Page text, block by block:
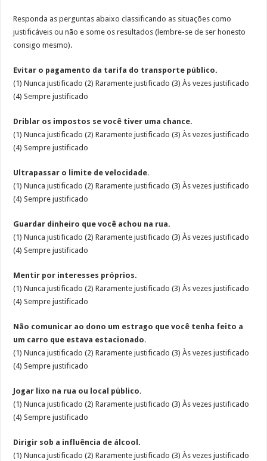
Responda as perguntas abaixo classificando as situações como
justificáveis ou não e some os resultados (lembre-se de ser honesto
consigo mesmo).
Evitar o pagamento da tarifa do transporte público.
(1) Nunca justificado (2) Raramente justificado (3) Às vezes justificado
(4) Sempre justificado
Driblar os impostos se você tiver uma chance.
(1) Nunca justificado (2) Raramente justificado (3) Às vezes justificado
(4) Sempre justificado
Ultrapassar o limite de velocidade.
(1) Nunca justificado (2) Raramente justificado (3) Às vezes justificado
(4) Sempre justificado
Guardar dinheiro que você achou na rua.
(1) Nunca justificado (2) Raramente justificado (3) Às vezes justificado
(4) Sempre justificado
Mentir por interesses próprios.
(1) Nunca justificado (2) Raramente justificado (3) Às vezes justificado
(4) Sempre justificado
Não comunicar ao dono um estrago que você tenha feito a
um carro que estava estacionado.
(1) Nunca justificado (2) Raramente justificado (3) Às vezes justificado
(4) Sempre justificado
Jogar lixo na rua ou local público.
(1) Nunca justificado (2) Raramente justificado (3) Às vezes justificado
(4) Sempre justificado
Dirigir sob a influência de álcool.
(1) Nunca justificado (2) Raramente justificado (3) Às vezes justificado